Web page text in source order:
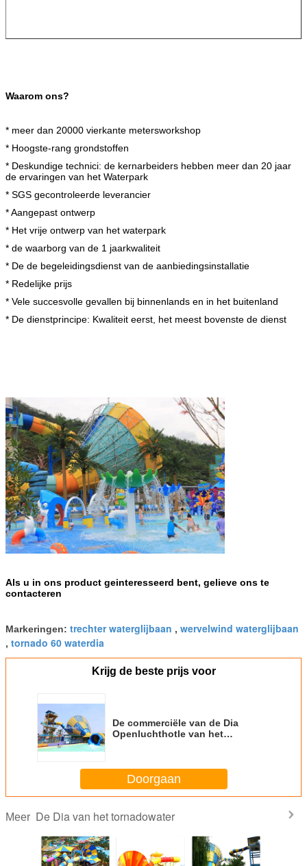
Waarom ons?
* meer dan 20000 vierkante metersworkshop
* Hoogste-rang grondstoffen
* Deskundige technici: de kernarbeiders hebben meer dan 20 jaar
de ervaringen van het Waterpark
* SGS gecontroleerde leverancier
* Aangepast ontwerp
* Het vrije ontwerp van het waterpark
* de waarborg van de 1 jaarkwaliteit
* De de begeleidingsdienst van de aanbiedingsinstallatie
* Redelijke prijs
* Vele succesvolle gevallen bij binnenlands en in het buitenland
* De dienstprincipe: Kwaliteit eerst, het meest bovenste de dienst
Als u in ons product geinteresseerd bent, gelieve ons te
contacteren
Markeringen: trechter waterglijbaan , wervelwind waterglijbaan
, tornado 60 waterdia
Krijg de beste prijs voor
De commerciële van de Dia
Openluchthotle van het
Doorgaan
Meer De Dia van het tornadowater